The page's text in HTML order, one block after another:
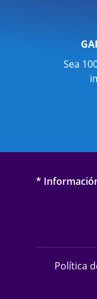
Sea
*
Política